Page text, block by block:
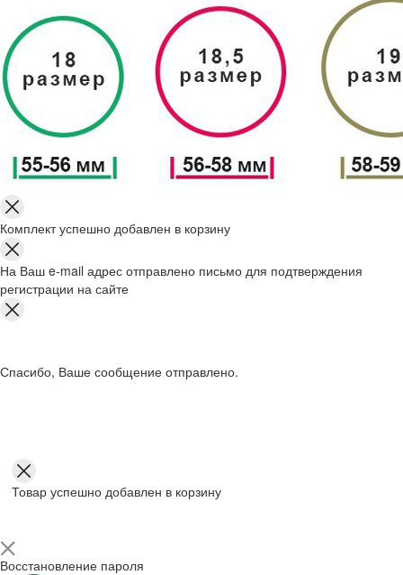
Комплект успешно добавлен в корзину
На Ваш e-mail адрес отправлено письмо для подтверждения
регистрации на сайте
Спасибо, Ваше сообщение отправлено.
Товар успешно добавлен в корзину
Восстановление пароля